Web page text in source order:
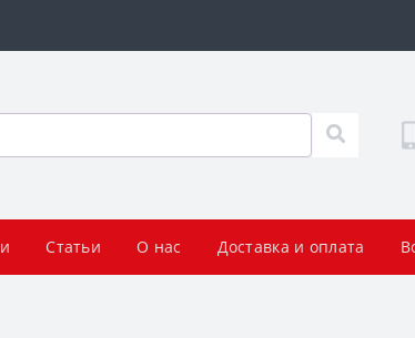
Статьи О нас Доставка и оплата